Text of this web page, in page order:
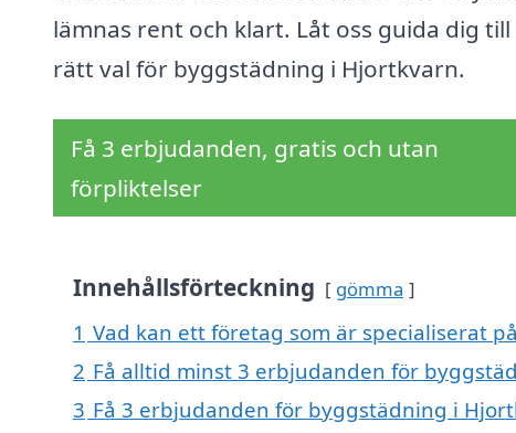
lämnas rent och klart. Låt oss guida dig till
rätt val för byggstädning i Hjortkvarn.
Få 3 erbjudanden, gratis och utan
förpliktelser
Innehållsförteckning gömma
1 Vad kan ett företag som är specialiserat
2 Få alltid minst 3 erbjudanden för
3 Få 3 erbjudanden för byggstädning i